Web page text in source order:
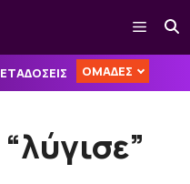
Μενού
ΟΜΑΔΕΣ